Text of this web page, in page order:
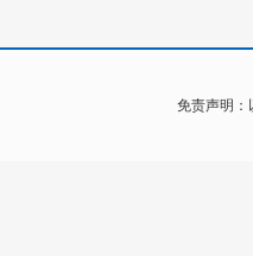
免责声明：